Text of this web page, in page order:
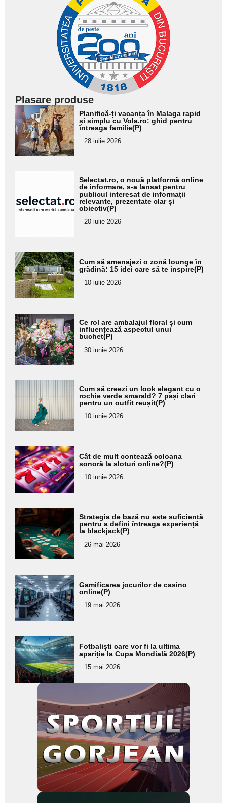
Plasare produse
Adaugă
aici textul
pentru
subtitlu
Planifică-ți vacanța în Malaga rapid
și simplu cu Vola.ro: ghid pentru
întreaga familie(P)
28 iulie 2026
pentru
subtitlu
Selectat.ro, o nouă platformă online
de informare, s-a lansat pentru
publicul interesat de informații
relevante, prezentate clar și
obiectiv(P)
20 iulie 2026
Adaugă
aici textul
pentru
subtitlu
Cum să amenajezi o zonă lounge în
grădină: 15 idei care să te inspire(P)
10 iulie 2026
Adaugă
aici textul
pentru
subtitlu
Ce rol are ambalajul floral și cum
influențează aspectul unui
buchet(P)
30 iunie 2026
Adaugă
aici textul
pentru
subtitlu
Cum să creezi un look elegant cu o
rochie verde smarald? 7 pași clari
pentru un outfit reușit(P)
10 iunie 2026
Adaugă
aici textul
pentru
subtitlu
Cât de mult contează coloana
sonoră la sloturi online?(P)
10 iunie 2026
Adaugă
aici textul
pentru
subtitlu
Strategia de bază nu este suficientă
pentru a defini întreaga experiență
la blackjack(P)
26 mai 2026
Adaugă
aici textul
pentru
subtitlu
Gamificarea jocurilor de casino
online(P)
19 mai 2026
Adaugă
aici textul
pentru
subtitlu
Fotbaliști care vor fi la ultima
apariție la Cupa Mondială 2026(P)
15 mai 2026